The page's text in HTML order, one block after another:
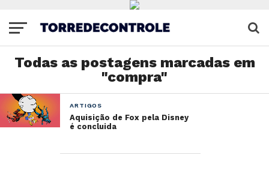
Todas as postagens marcadas em
"compra"
ARTIGOS
Aquisição de Fox pela Disney
é concluida